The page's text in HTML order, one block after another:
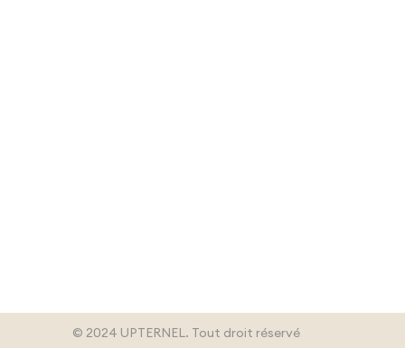
© 2024 UPTERNEL. Tout droit réservé